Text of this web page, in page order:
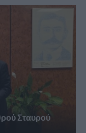
Σταυρού